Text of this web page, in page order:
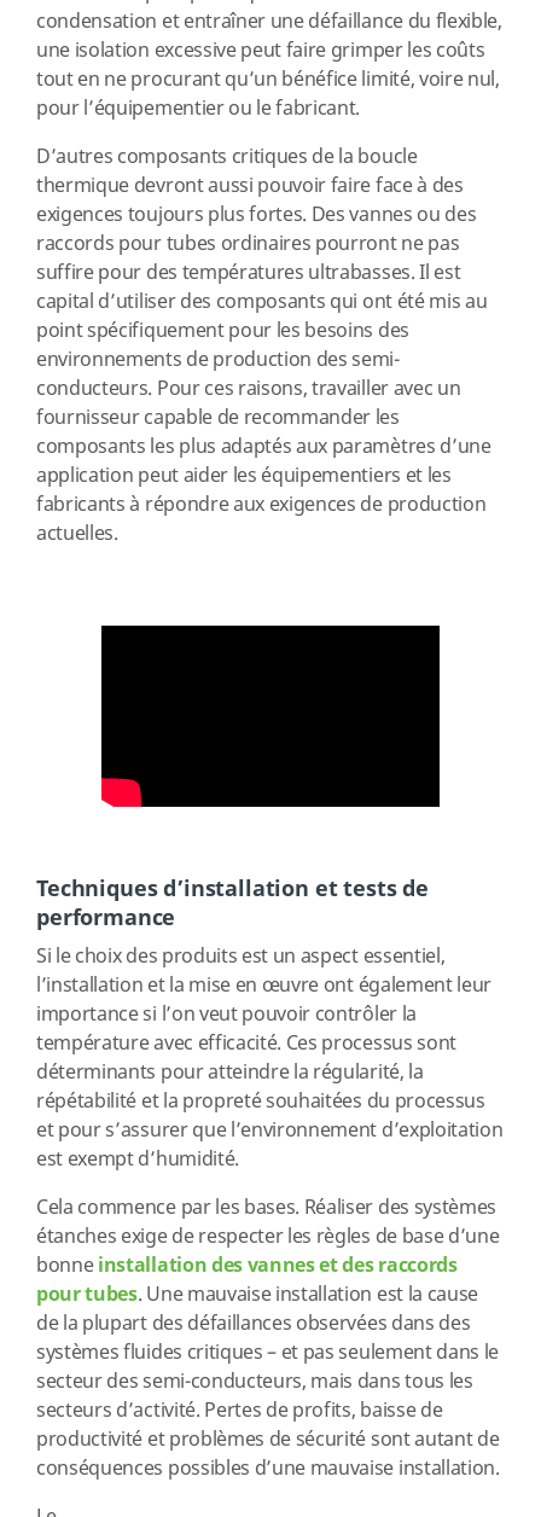
condensation et entraîner une défaillance du flexible,
une isolation excessive peut faire grimper les coûts
tout en ne procurant qu’un bénéfice limité, voire nul,
pour l’équipementier ou le fabricant.
D’autres composants critiques de la boucle
thermique devront aussi pouvoir faire face à des
exigences toujours plus fortes. Des vannes ou des
raccords pour tubes ordinaires pourront ne pas
suffire pour des températures ultrabasses. Il est
capital d’utiliser des composants qui ont été mis au
point spécifiquement pour les besoins des
environnements de production des semi-
conducteurs. Pour ces raisons, travailler avec un
fournisseur capable de recommander les
composants les plus adaptés aux paramètres d’une
application peut aider les équipementiers et les
fabricants à répondre aux exigences de production
actuelles.
Techniques d’installation et tests de
performance
Si le choix des produits est un aspect essentiel,
l’installation et la mise en œuvre ont également leur
importance si l’on veut pouvoir contrôler la
température avec efficacité. Ces processus sont
déterminants pour atteindre la régularité, la
répétabilité et la propreté souhaitées du processus
et pour s’assurer que l’environnement d’exploitation
est exempt d’humidité.
Cela commence par les bases. Réaliser des systèmes
étanches exige de respecter les règles de base d’une
bonneinstallation des vannes et des raccords
pour tubes. Une mauvaise installation est la cause
de la plupart des défaillances observées dans des
systèmes fluides critiques – et pas seulement dans le
secteur des semi-conducteurs, mais dans tous les
secteurs d’activité. Pertes de profits, baisse de
productivité et problèmes de sécurité sont autant de
conséquences possibles d’une mauvaise installation.